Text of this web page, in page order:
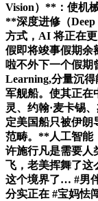
Vision）**：使机
**深度进修（
方式，AI 将正在
假即将竣事假期余
啦不外下一个假
Learning,分量沉
军舰船。使其正在
灵、约翰·麦卡锡
定美国船只被伊朗
范畴。**人工智能
许施行凡是需要人
飞，老美挥舞了这
这个境界了… #男
分实正在 #宝妈怯